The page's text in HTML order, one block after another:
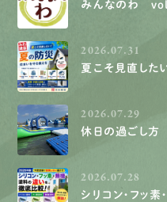
みんなのわ
2026.07.31
夏こそ見直した
2026.07.29
休日の過ごし方
2026.07.28
シリコン・フッ